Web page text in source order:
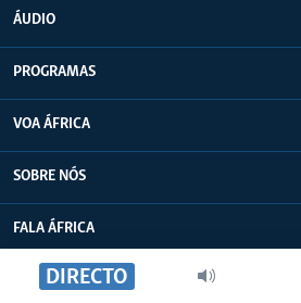
DIRECTO
ÁUDIO
PROGRAMAS
VOA ÁFRICA
SOBRE NÓS
FALA ÁFRICA